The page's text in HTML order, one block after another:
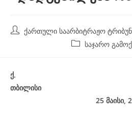
Post ქართული საარბიტრაჟო
Post საჯარო
ქ.
თბილისი
25 მაისი,